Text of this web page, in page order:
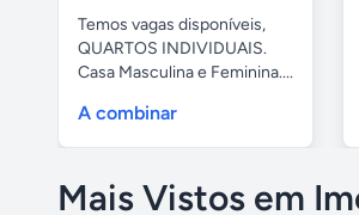
Temos vagas disponíveis,
QUARTOS INDIVIDUAIS.
Casa Masculina e Feminina....
A combinar
Mais Vistos em